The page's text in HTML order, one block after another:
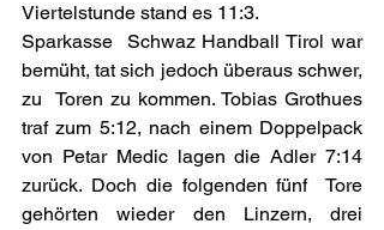
Viertelstunde stand es 11:3.
Sparkasse  Schwaz Handball Tirol war
bemüht, tat sich jedoch überaus schwer,
zu  Toren zu kommen. Tobias Grothues
traf zum 5:12, nach einem Doppelpack
von Petar Medic lagen die Adler 7:14
zurück. Doch die folgenden fünf  Tore
gehörten wieder den Linzern, drei